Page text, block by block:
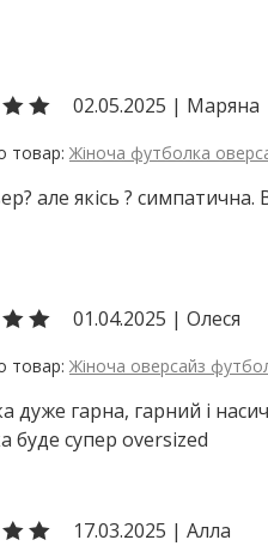
02.05.2025 | Маряна
Жіноча футболка
але якісь ? симпатична.
01.04.2025 | Олеся
Жіноча оверсайз
дуже гарна, гарний і
буде супер oversized
17.03.2025 | Алла